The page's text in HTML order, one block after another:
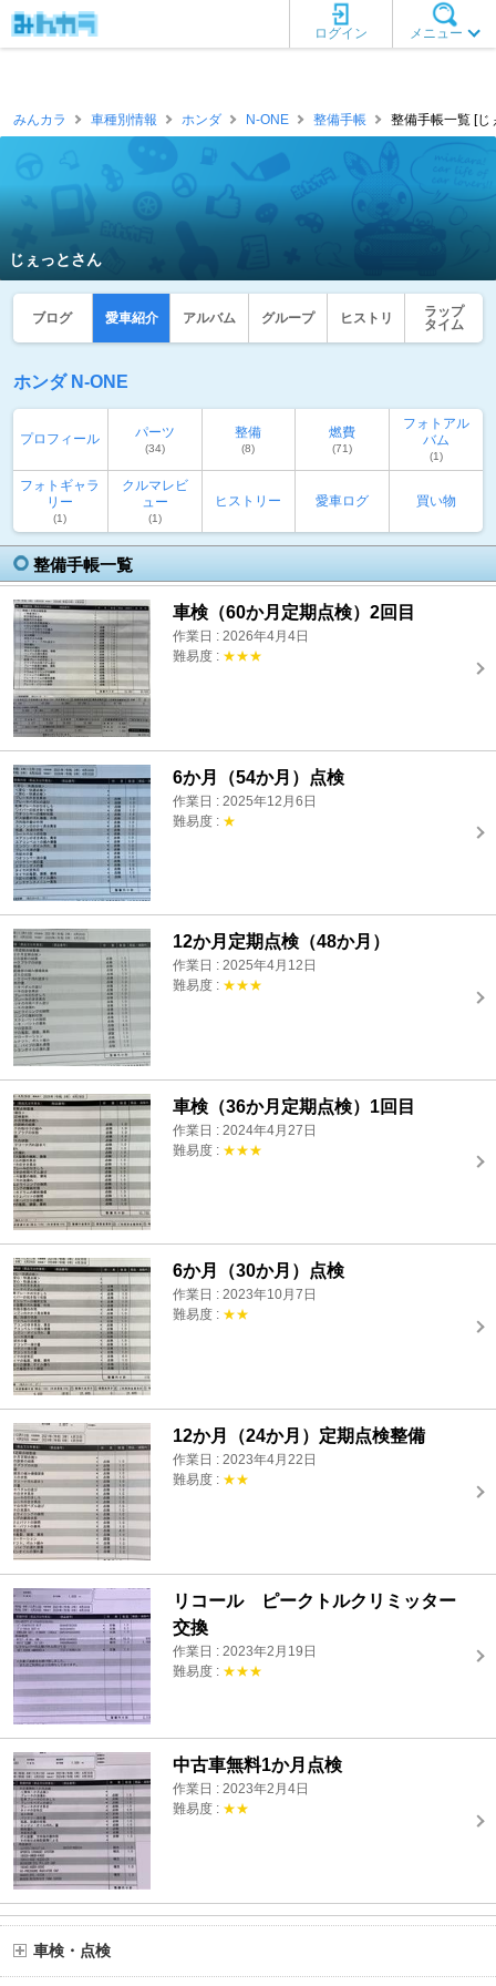
メニュー
ログイン
みんカラ 車種別情報 ホンダ N-ONE 整備手帳 整備手帳一覧 [じ
じぇっとさん
ブログ 愛車紹介 アルバム グループ ヒストリ
ラップ
タイム
ホンダ N-ONE
プロフィール パーツ
(34)
整備
(8)
燃費
(71)
フォトアル
バム
(1)
フォトギャラ
リー
(1)
クルマレビ
ュー
(1)
ヒストリー 愛車ログ 買い物
整備手帳一覧
車検（60か月定期点検）2回目
作業日 : 2026年4月4日
難易度 : ★★★
6か月（54か月）点検
作業日 : 2025年12月6日
難易度 : ★
12か月定期点検（48か月）
作業日 : 2025年4月12日
難易度 : ★★★
車検（36か月定期点検）1回目
作業日 : 2024年4月27日
難易度 : ★★★
6か月（30か月）点検
作業日 : 2023年10月7日
難易度 : ★★
12か月（24か月）定期点検整備
作業日 : 2023年4月22日
難易度 : ★★
リコール ピークトルクリミッター
交換
作業日 : 2023年2月19日
難易度 : ★★★
中古車無料1か月点検
作業日 : 2023年2月4日
難易度 : ★★
車検・点検